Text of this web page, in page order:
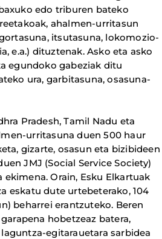
edo triburen bateko
ahalmen-urritasun
itsutasuna, lokomozio-
e.a.) dituztenak. Asko eta asko
egundoko gabeziak ditu
ura, garbitasuna, osasuna-
Pradesh, Tamil Nadu eta
urritasuna duen 500 haur
gizarte, osasun eta bizibideen
JMJ (Social Service Society)
Orain, Esku Elkartuak
eskatu dute urtebeterako, 104
beharrei erantzuteko. Beren
hobetzeaz batera,
egitarauetara sarbidea